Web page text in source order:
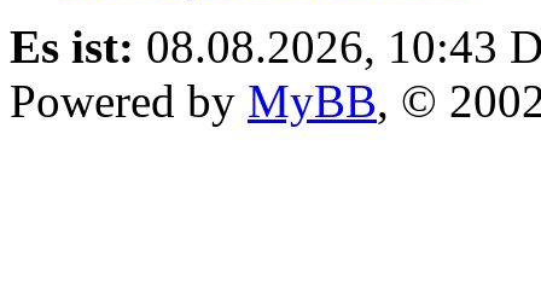
Es ist: 08.08.2026, 10:43
Powered by MyBB, ©